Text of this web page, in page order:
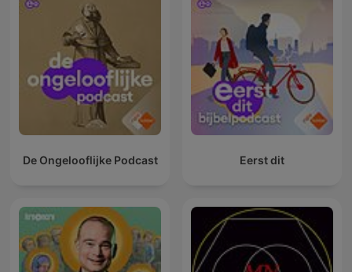
De Ongelooflijke Podcast Eerst dit